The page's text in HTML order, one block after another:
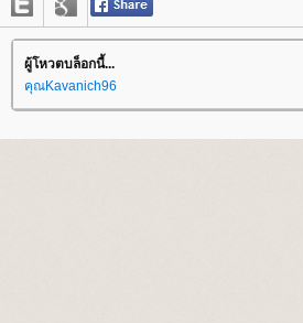
ผู้โหวตบล็อกนี้...
คุณKavanich96